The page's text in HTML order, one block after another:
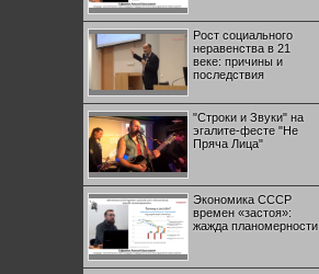
Рост социального
неравенства в 21
веке: причины и
последствия
"Строки и Звуки" на
эгалите-фесте "Не
Пряча Лица"
Экономика СССР
времен «застоя»:
жажда планомерности